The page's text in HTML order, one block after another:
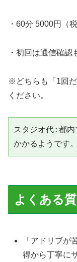
・60分 5000円（税
・初回は通信確
※どちらも「1回
ください。
スタジオ代:都
かかるようです。
よくある
「アドリブ
得から丁寧に